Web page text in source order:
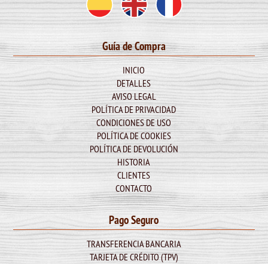
Guía de Compra
INICIO
DETALLES
AVISO LEGAL
POLÍTICA DE PRIVACIDAD
CONDICIONES DE USO
POLÍTICA DE COOKIES
POLÍTICA DE DEVOLUCIÓN
HISTORIA
CLIENTES
CONTACTO
Pago Seguro
TRANSFERENCIA BANCARIA
TARJETA DE CRÉDITO (TPV)